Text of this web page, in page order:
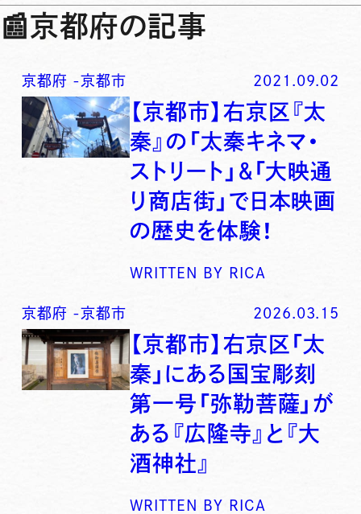
📰京都府の記事
京都府 -京都市 2021.09.02
【京都市】右京区『太
秦』の「太秦キネマ・
ストリート」＆「大映通
り商店街」で日本映画
の歴史を体験！
WRITTEN BY RICA
京都府 -京都市 2026.03.15
【京都市】右京区「太
秦」にある国宝彫刻
第一号「弥勒菩薩」が
ある『広隆寺』と『大
酒神社』
WRITTEN BY RICA